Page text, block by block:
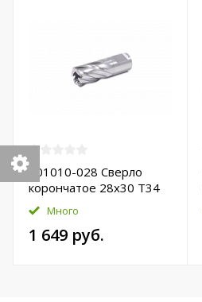
601010-028 Сверло
корончатое 28х30 T34
HSS-Pro
Много
1 649 руб.